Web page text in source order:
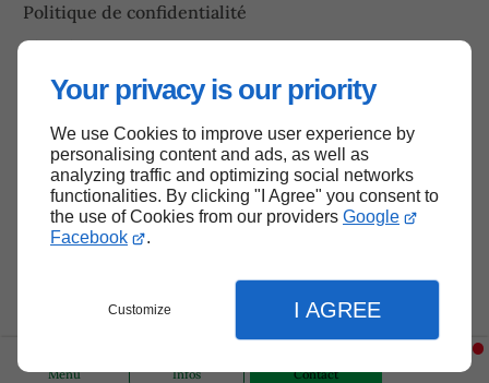
Your privacy is our priority
We use Cookies to improve user experience by
personalising content and ads, as well as
analyzing traffic and optimizing social networks
functionalities. By clicking "I Agree" you consent to
the use of Cookies from our providers Google
Facebook
.
Customize I AGREE
Menu Infos Contact
Politique de confidentialité
Plan du site
Haut de page